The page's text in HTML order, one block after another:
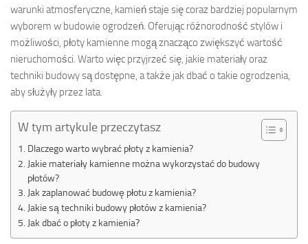
warunki atmosferyczne, kamień staje się coraz bardziej popularnym
wyborem w budowie ogrodzeń. Oferując różnorodność stylów i
możliwości, płoty kamienne mogą znacząco zwiększyć wartość
nieruchomości. Warto więc przyjrzeć się, jakie materiały oraz
techniki budowy są dostępne, a także jak dbać o takie ogrodzenia,
aby służyły przez lata.
W tym artykule przeczytasz
Dlaczego warto wybrać płoty z kamienia?
Jakie materiały kamienne można wykorzystać do budowy
płotów?
Jak zaplanować budowę płotu z kamienia?
Jakie są techniki budowy płotów z kamienia?
Jak dbać o płoty z kamienia?